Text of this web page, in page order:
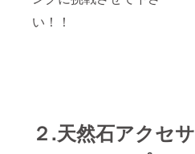
い！！
２.天然石アクセサ